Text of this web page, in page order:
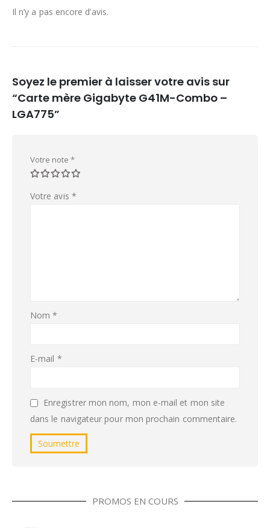
Il n’y a pas encore d’avis.
Soyez le premier à laisser votre avis sur
“Carte mère Gigabyte G41M-Combo –
LGA775”
Votre note *
Votre avis *
Nom*
E-mail *
Enregistrer mon nom, mon e-mail et mon site
dans le navigateur pour mon prochain commentaire.
PROMOS EN COURS